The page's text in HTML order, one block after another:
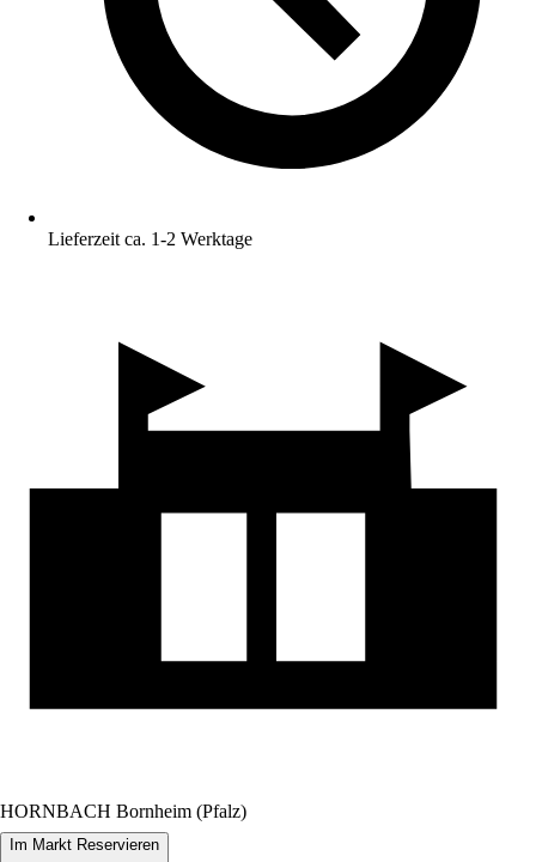
Lieferzeit ca. 1-2 Werktage
HORNBACH Bornheim (Pfalz)
Im Markt Reservieren